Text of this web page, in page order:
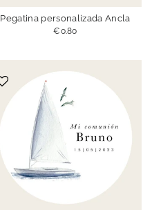
Pegatina personalizada Ancla
€0.80